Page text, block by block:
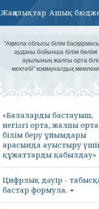
Жаңалықтар Ашық
"Ақмола облысы білім
ауданы бойынша білім
ауылының жалпы орта
мектебі" коммуналдық
«Балаларды бастауыш,
негізгі орта, жалпы орта
білім беру ұйымдары
арасында ауыстыру
құжаттарды қабылдау»
Цифрлық дәуір -
бастар формула.